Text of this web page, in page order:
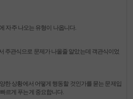
자주 나오는 유형이 나옵니다.
주관식으로 문제가 나올줄 알았는데 객관식이었
한 상황에서 어떻게 행동할 것인가를 묻는 문제입
르게 푸는게 중요합니다.